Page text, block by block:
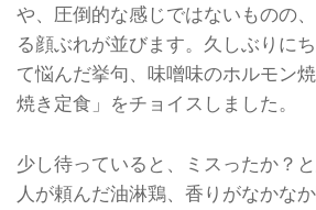
や、圧倒的な感じではないものの
る顔ぶれが並びます。久しぶりに
て悩んだ挙句、味噌味のホルモン
焼き定食」をチョイスしました。
少し待っていると、ミスったか？
人が頼んだ油淋鶏、香りがなかな